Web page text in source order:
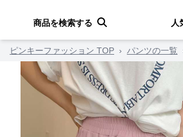
商品を検索する 人
ピンキーファッション TOP › パンツの一覧